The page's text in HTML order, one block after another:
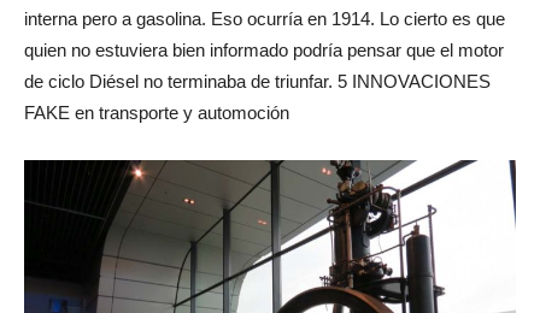
interna pero a gasolina. Eso ocurría en 1914. Lo cierto es que
quien no estuviera bien informado podría pensar que el motor
de ciclo Diésel no terminaba de triunfar. 5 INNOVACIONES
FAKE en transporte y automoción